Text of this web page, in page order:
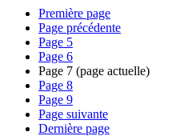
Première page
Page précédente
Page 5
Page 6
Page 7 (page actuelle)
Page 8
Page 9
Page suivante
Dernière page